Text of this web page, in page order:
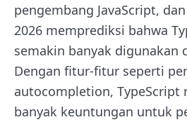
pengembang JavaScript,
2026 memprediksi bahwa
semakin banyak digunakan
Dengan fitur-fitur seperti
autocompletion, TypeScript
banyak keuntungan untuk